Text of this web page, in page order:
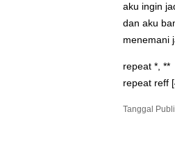
aku ingin
dan aku
menemani
repeat *, **
repeat reff
Tanggal